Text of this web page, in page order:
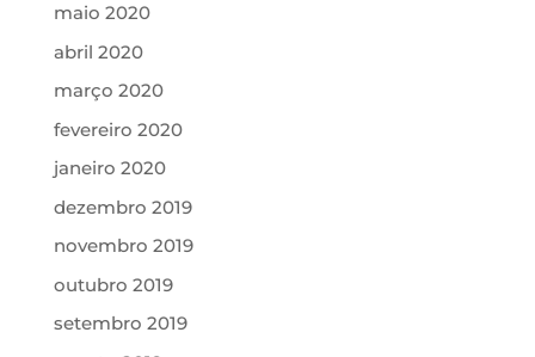
maio 2020
abril 2020
março 2020
fevereiro 2020
janeiro 2020
dezembro 2019
novembro 2019
outubro 2019
setembro 2019